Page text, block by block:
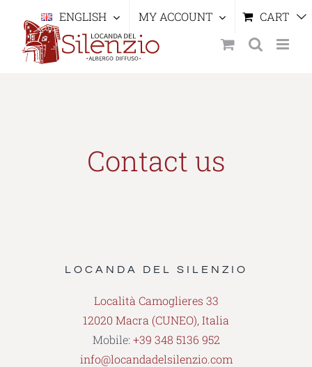
content
ENGLISH MY ACCOUNT CART
Contact us
LOCANDA DEL SILENZIO
Località Camoglieres 33
12020 Macra (CUNEO), Italia
Mobile: +39 348 5136 952
info@locandadelsilenzio.com